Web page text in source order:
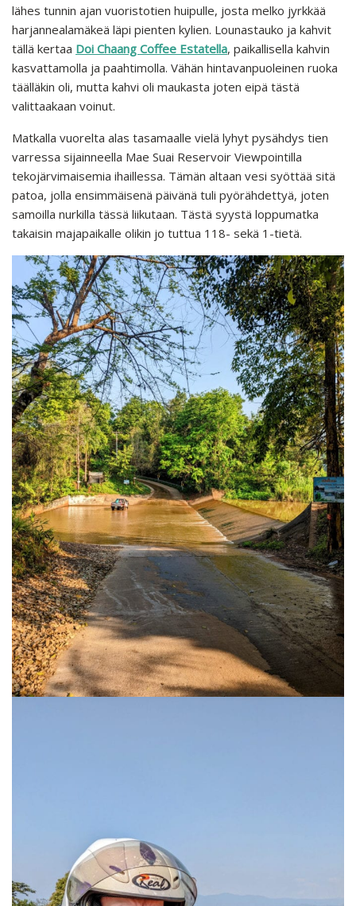
lähes tunnin ajan vuoristotien huipulle, josta melko jyrkkää
harjannealamäkeä läpi pienten kylien. Lounastauko ja kahvit
tällä kertaa Doi Chaang Coffee Estatella, paikallisella kahvin
kasvattamolla ja paahtimolla. Vähän hintavanpuoleinen ruoka
täälläkin oli, mutta kahvi oli maukasta joten eipä tästä
valittaakaan voinut.
Matkalla vuorelta alas tasamaalle vielä lyhyt pysähdys tien
varressa sijainneella Mae Suai Reservoir Viewpointilla
tekojärvimaisemia ihaillessa. Tämän altaan vesi syöttää sitä
patoa, jolla ensimmäisenä päivänä tuli pyörähdettyä, joten
samoilla nurkilla tässä liikutaan. Tästä syystä loppumatka
takaisin majapaikalle olikin jo tuttua 118- sekä 1-tietä.